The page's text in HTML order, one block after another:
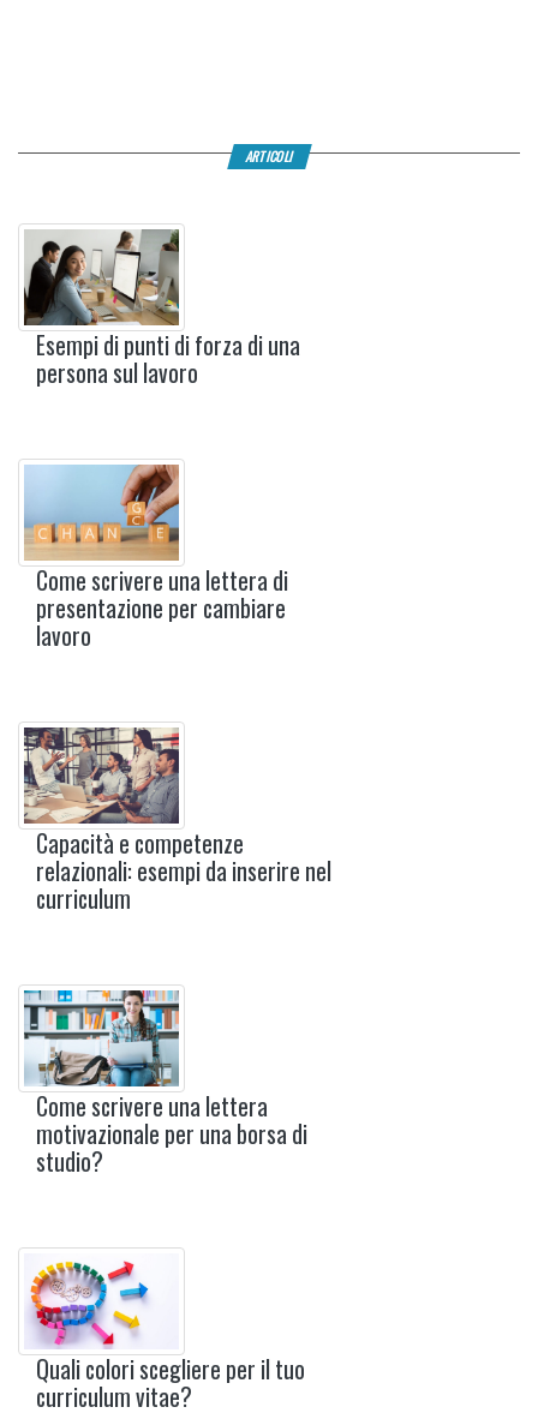
ARTICOLI
Esempi di punti di forza di una
persona sul lavoro
Come scrivere una lettera di
presentazione per cambiare
lavoro
Capacità e competenze
relazionali: esempi da inserire nel
curriculum
Come scrivere una lettera
motivazionale per una borsa di
studio?
Quali colori scegliere per il tuo
curriculum vitae?